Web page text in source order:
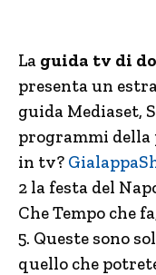
La guida tv di
presenta un
guida Mediaset,
programmi della
in tv?
2 la festa del
Che Tempo che
5. Queste sono
quello che